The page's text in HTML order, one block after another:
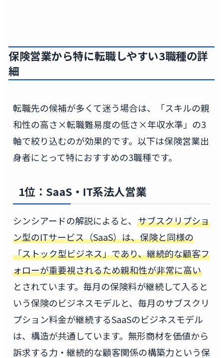
保険営業から特に転職しやすい3職種の詳
細
転職先の候補が多くて迷う場合は、「スキルの親
和性の高さ×転職難易度の低さ×年収水準」の3
軸で絞り込むのが効果的です。以下は保険営業出
身者にとって特におすすめの3職種です。
1位：SaaS・IT系法人営業
シンシアードの解説によると、 サブスクリプショ
ン型のITサービス（SaaS）は、保険と同様の
「ストック型ビジネス」であり、継続的な顧客フ
ォローが重要視されるため親和性が非常に高い
とされています。毎月の保険料が継続して入ると
いう保険のビジネスモデルと、毎月のサブスクリ
プション料金が継続するSaaSのビジネスモデル
は、構造が共通しています。無形商材を価値から
訴求する力・継続的な顧客関係の構築力という保